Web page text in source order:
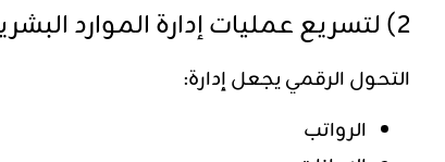
2) لتسريع عمليات إدارة الموارد البشرية
التحول الرقمي يجعل إدارة:
الرواتب